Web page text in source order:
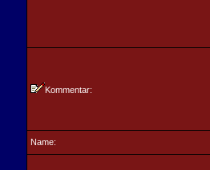
Kommentar:
Name: